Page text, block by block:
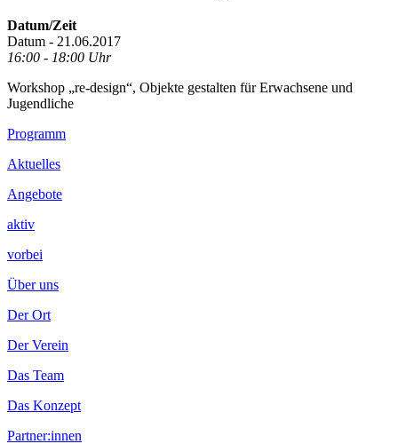
Datum/Zeit
Datum - 21.06.2017
16:00 - 18:00 Uhr
Workshop „re-design“, Objekte gestalten für Erwachsene und
Jugendliche
Footer
Inhalt
Programm
Aktuelles
Angebote
aktiv
vorbei
Über uns
Der Ort
Der Verein
Das Team
Das Konzept
Partner:innen